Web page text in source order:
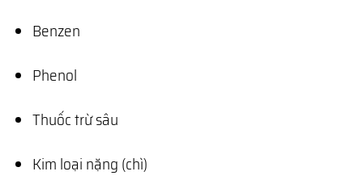
Benzen
Phenol
Thuốc trừ sâu
Kim loại nặng (chì)